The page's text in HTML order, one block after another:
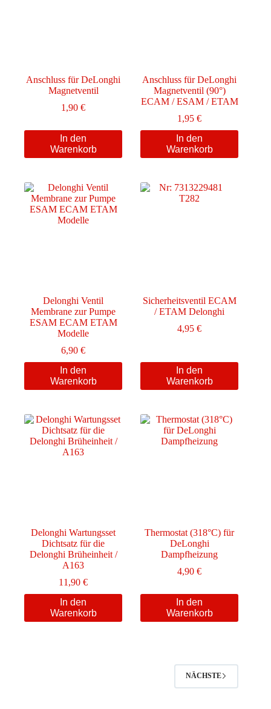
Anschluss für DeLonghi
Magnetventil
1,90€
In den
Warenkorb
Anschluss für DeLonghi
Magnetventil (90°)
ECAM / ESAM / ETAM
1,95€
In den
Warenkorb
Delonghi Ventil
Membrane zur Pumpe
ESAM ECAM ETAM
Modelle
6,90€
In den
Warenkorb
Sicherheitsventil ECAM
/ ETAM Delonghi
4,95€
In den
Warenkorb
Delonghi Wartungsset
Dichtsatz für die
Delonghi Brüheinheit /
A163
11,90€
In den
Warenkorb
Thermostat (318°C) für
DeLonghi
Dampfheizung
4,90€
In den
Warenkorb
NÄCHSTE